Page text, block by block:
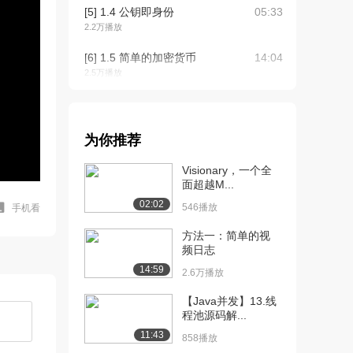
手机看
[5] 1.4 公钥即身份
2.2万播放
05:33
[6] 1.5 简单的加密货币
2.5万播放
14:04
2.3万播放
[8] 2.2 分布式共识 13:07
[9] 2.3 没有身份的共识：
区块链
2.1万播放
[10] 2.4 激励机制与工作量
证明
1.7万播放
[11] 2.5 整合所有内容
为你推荐
02:02
Visionary，一个全
面超越M...
546播放
14:59
方法一：简单的视
频日志
2.6万播放
11:43
【Java并发】13.线
程池源码解...
858播放